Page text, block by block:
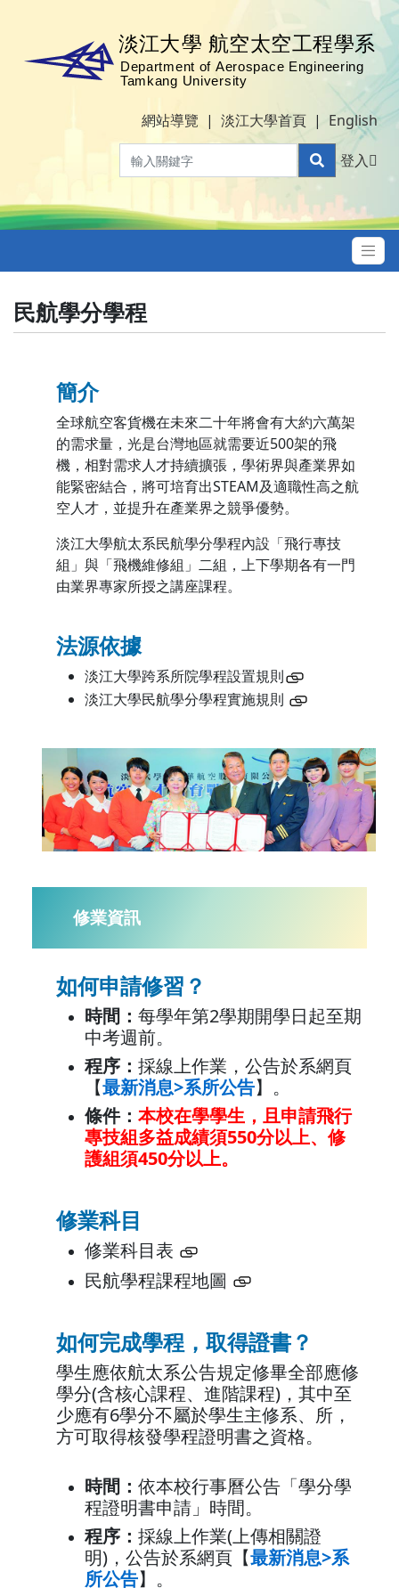
網站導覽 | 淡江大學首頁 | English
登入
民航學分學程
簡介
全球航空客貨機在未來二十年將會有大約六萬架
的需求量，光是台灣地區就需要近500架的飛
機，相對需求人才持續擴張，學術界與產業界如
能緊密結合，將可培育出STEAM及適職性高之航
空人才，並提升在產業界之競爭優勢。
淡江大學航太系民航學分學程內設「飛行專技
組」與「飛機維修組」二組，上下學期各有一門
由業界專家所授之講座課程。
法源依據
淡江大學跨系所院學程設置規則
淡江大學民航學分學程實施規則
修業資訊
如何申請修習？
時間：每學年第2學期開學日起至期
中考週前。
程序：採線上作業，公告於系網頁
【最新消息>系所公告】。
條件：本校在學學生，且申請飛行
專技組多益成績須550分以上、修
護組須450分以上。
修業科目
修業科目表
民航學程課程地圖
如何完成學程，取得證書？
學生應依航太系公告規定修畢全部應修
學分(含核心課程、進階課程)，其中至
少應有6學分不屬於學生主修系、所，
方可取得核發學程證明書之資格。
時間：依本校行事曆公告「學分學
程證明書申請」時間。
程序：採線上作業(上傳相關證
明)，公告於系網頁【最新消息>系
所公告】。